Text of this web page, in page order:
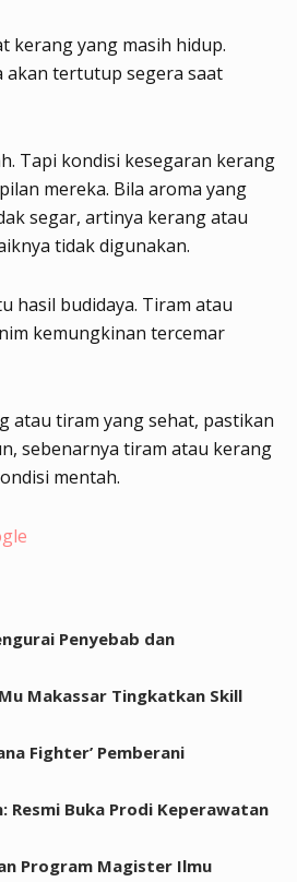
kerang yang masih hidup.
akan tertutup segera saat
Tapi kondisi kesegaran kerang
mereka. Bila aroma yang
segar, artinya kerang atau
tidak digunakan.
hasil budidaya. Tiram atau
kemungkinan tercemar
atau tiram yang sehat, pastikan
sebenarnya tiram atau kerang
mentah.
Penyebab dan
Makassar Tingkatkan Skill
Fighter’ Pemberani
Resmi Buka Prodi Keperawatan
Program Magister Ilmu